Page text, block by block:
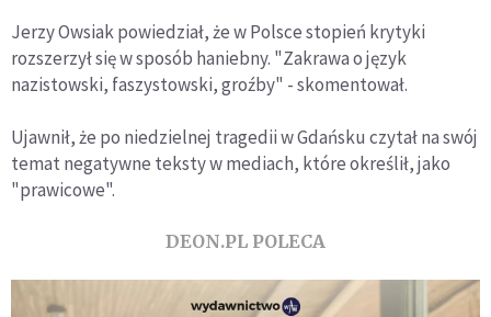
Jerzy Owsiak powiedział, że w Polsce stopień krytyki
rozszerzył się w sposób haniebny. "Zakrawa o język
nazistowski, faszystowski, groźby" - skomentował.
Ujawnił, że po niedzielnej tragedii w Gdańsku czytał na swój
temat negatywne teksty w mediach, które określił, jako
"prawicowe".
DEON.PL POLECA